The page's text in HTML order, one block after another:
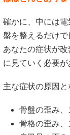
確かに、中には
盤を整えるだけ
あなたの症状が
に見ていく必要が
主な症状の原因と
骨盤の歪み、
骨格の歪み、